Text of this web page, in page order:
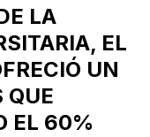
LA
EL
UN
QUE
EL 60%